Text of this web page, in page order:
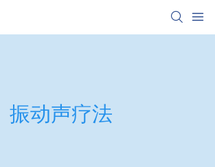
振动声疗法